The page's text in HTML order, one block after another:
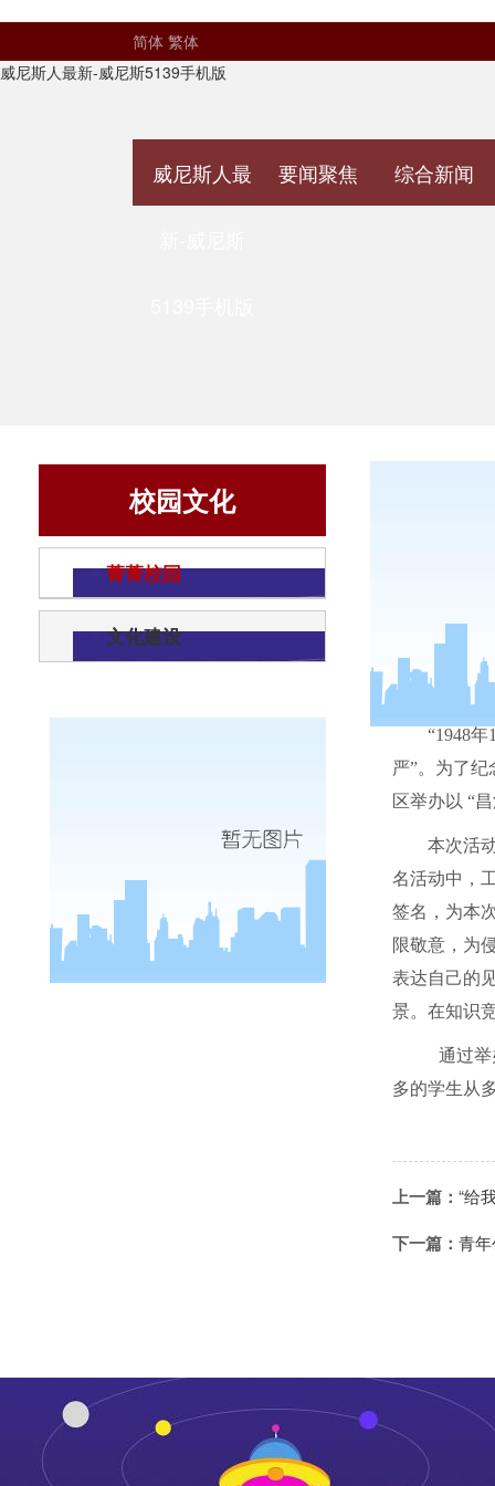
简体 繁体
威尼斯人最新-威尼斯5139手机版
威尼斯人最 要闻聚焦 综合新闻
校园文化
菁菁校园
文化建设
“1948年
严”。为了
区举办以 “
本次活
名活动中，
签名，为本
限敬意，为
表达自己的
景。在知识
通过举
多的学生从
上一篇： “给
下一篇： 青